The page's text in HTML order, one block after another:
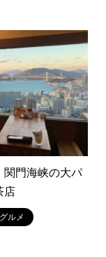
関門海峡の大パ
店
ルメ